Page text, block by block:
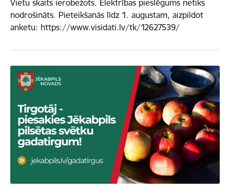
Vietu skaits ierobežots. Elektrības pieslēgums netiks
nodrošināts. Pieteikšanās līdz 1. augustam, aizpildot
anketu: https://www.visidati.lv/tk/12627539/